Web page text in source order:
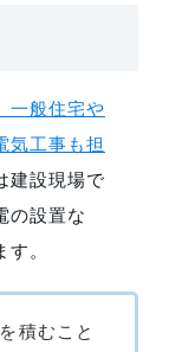
一般住宅や
気工事も担
建設現場で
の設置な
。
積むこと